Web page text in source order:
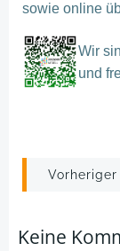
sowie online
Wir
und
Post
Keine